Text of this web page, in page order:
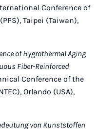
Conference of
Taipei (Taiwan),
of Hygrothermal Aging
Fiber-Reinforced
Conference of the
Orlando (USA),
von Kunststoffen